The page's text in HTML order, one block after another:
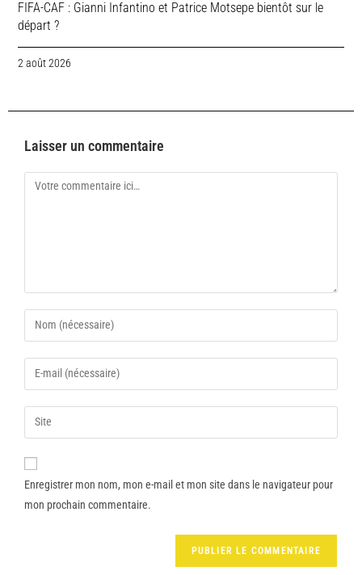
FIFA-CAF : Gianni Infantino et Patrice Motsepe bientôt sur le
départ ?
2 août 2026
Laisser un commentaire
Enregistrer mon nom, mon e-mail et mon site dans le navigateur pour
mon prochain commentaire.